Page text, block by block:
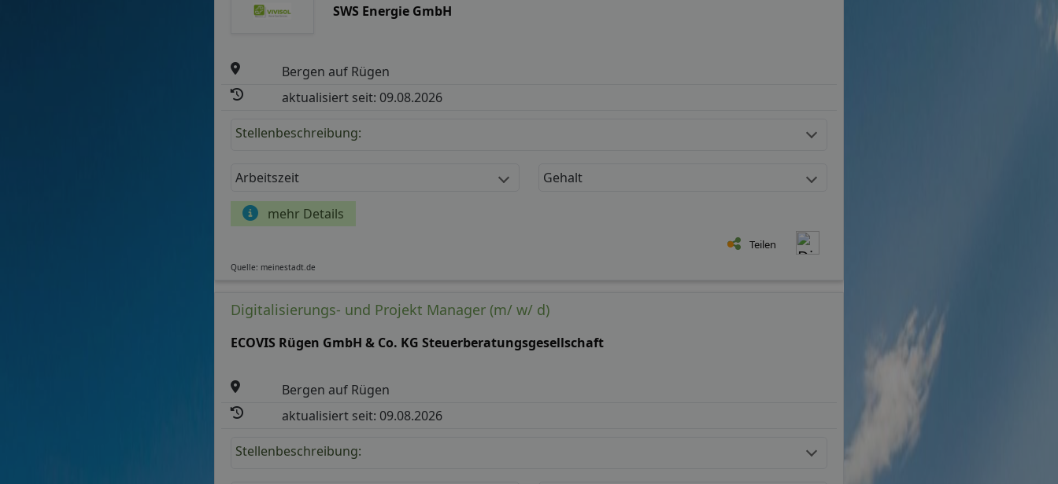
SWS Energie GmbH
Bergen auf Rügen
aktualisiert seit: 09.08.2026
Stellenbeschreibung:
Arbeitszeit Gehalt
mehr Details
Teilen
Quelle: meinestadt.de
Digitalisierungs- und Projekt Manager (m/ w/ d)
ECOVIS Rügen GmbH & Co. KG Steuerberatungsgesellschaft
Bergen auf Rügen
aktualisiert seit: 09.08.2026
Stellenbeschreibung: